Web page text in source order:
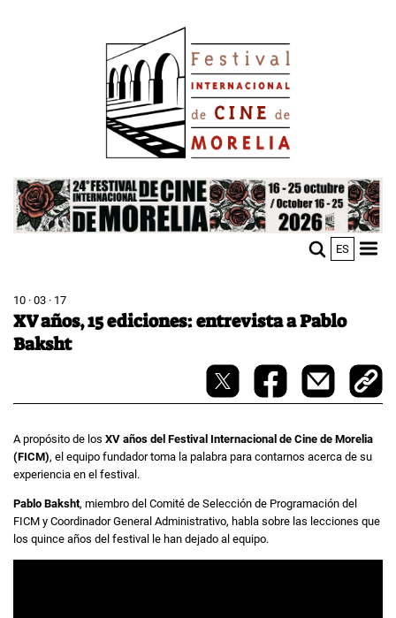
Image
ES
10 · 03 · 17
XV años, 15 ediciones: entrevista a Pablo
Baksht
A propósito de los XV años del Festival Internacional de Cine de Morelia
(FICM), el equipo fundador toma la palabra para contarnos acerca de su
experiencia en el festival.
Pablo Baksht, miembro del Comité de Selección de Programación del
FICM y Coordinador General Administrativo, habla sobre las lecciones que
los quince años del festival le han dejado al equipo.